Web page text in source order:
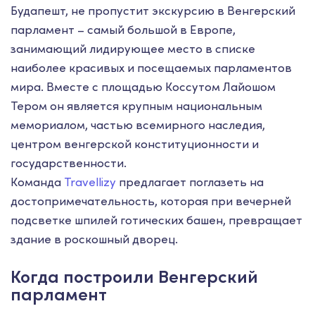
Будапешт, не пропустит экскурсию в Венгерский
парламент – самый большой в Европе,
занимающий лидирующее место в списке
наиболее красивых и посещаемых парламентов
мира. Вместе с площадью Коссутом Лайошом
Тером он является крупным национальным
мемориалом, частью всемирного наследия,
центром венгерской конституционности и
государственности.
Команда Travellizy предлагает поглазеть на
достопримечательность, которая при вечерней
подсветке шпилей готических башен, превращает
здание в роскошный дворец.
Когда построили Венгерский
парламент